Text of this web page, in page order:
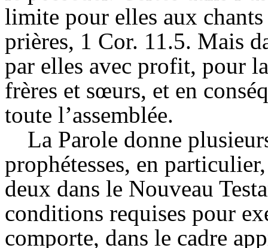
limite pour elles aux
prières, 1 Cor. 11.5. Mais
par elles avec profit, pour
frères et sœurs, et en
toute l’assemblée.
La Parole donne
prophétesses, en
deux dans le Nouveau
conditions requises pour
comporte, dans le cadre